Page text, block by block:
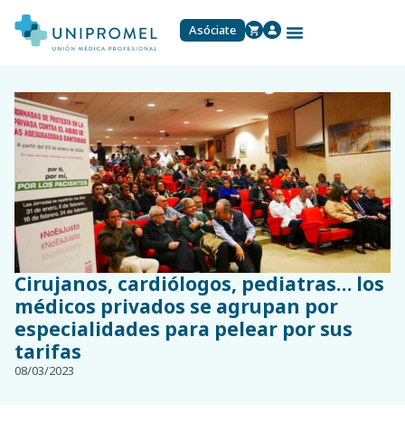
Asóciate
Cirujanos, cardiólogos, pediatras… los
médicos privados se agrupan por
especialidades para pelear por sus
tarifas
08/03/2023